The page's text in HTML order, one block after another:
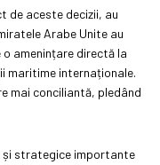
de aceste decizii, au
Arabe Unite au
amenințare directă la
maritime internaționale.
mai conciliantă, pledând
și strategice importante